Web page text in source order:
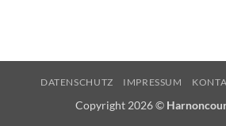
DATENSCHUTZ IMPRESSUM
Copyright 2026 ©